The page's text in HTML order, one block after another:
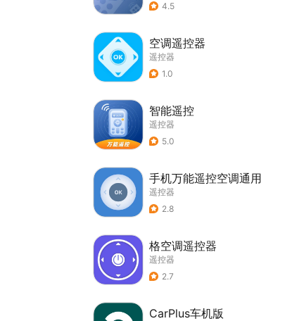
4.5
空调遥控器
遥控器
1.0
智能遥控
遥控器
5.0
手机万能遥控空调通用
遥控器
2.8
格空调遥控器
遥控器
2.7
CarPlus车机版